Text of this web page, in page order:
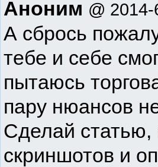
Аноним @
А сбрось
тебе и себе
пытаюсь
пару нюансов
Сделай статью,
скриншотов и